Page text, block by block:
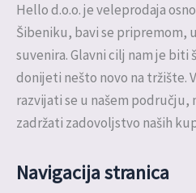
Hello d.o.o. je veleprodaja
Šibeniku, bavi se pripremom,
suvenira. Glavni cilj nam je
donijeti nešto novo na tržište.
razvijati se u našem
zadržati zadovoljstvo naših
Navigacija stranica